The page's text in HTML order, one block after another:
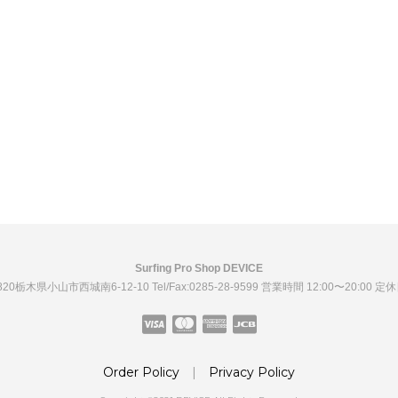
Surfing Pro Shop DEVICE
栃木県小山市西城南6-12-10 Tel/Fax:0285-28-9599 営業時間 12:00〜20:00 定休
Order Policy | Privacy Policy